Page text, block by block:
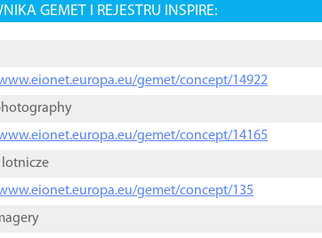
GEMET I REJESTRU INSPIRE:
gemet/concept/14922
gemet/concept/14165
gemet/concept/135